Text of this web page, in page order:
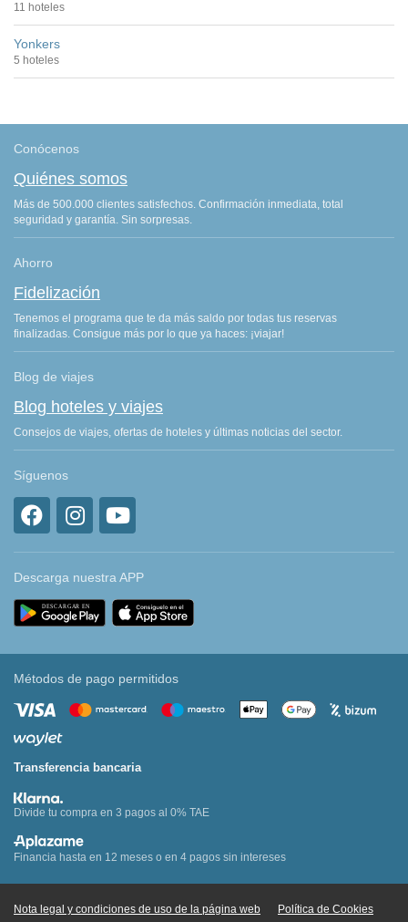
11 hoteles
Yonkers
5 hoteles
Conócenos
Quiénes somos
Más de 500.000 clientes satisfechos. Confirmación inmediata, total
seguridad y garantía. Sin sorpresas.
Ahorro
Fidelización
Tenemos el programa que te da más saldo por todas tus reservas
finalizadas. Consigue más por lo que ya haces: ¡viajar!
Blog de viajes
Blog hoteles y viajes
Consejos de viajes, ofertas de hoteles y últimas noticias del sector.
Síguenos
Descarga nuestra APP
Métodos de pago permitidos
Transferencia bancaria
Divide tu compra en 3 pagos al 0% TAE
Financia hasta en 12 meses o en 4 pagos sin intereses
Nota legal y condiciones de uso de la página web Política de Cookies